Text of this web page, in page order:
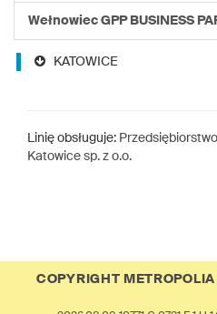
Wełnowiec GPP BUSINESS
KATOWICE
Linię obsługuje:
Katowice sp. z o.o.
COPYRIGHT